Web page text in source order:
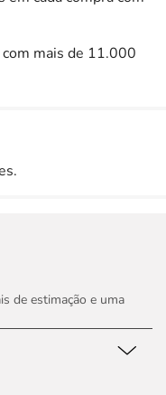
mais de 11.000
de estimação e uma